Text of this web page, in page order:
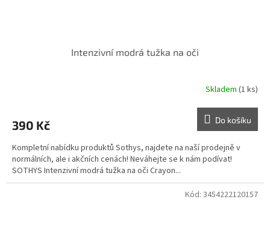
Intenzivní modrá tužka na oči
Skladem (1 ks)
390 Kč Do košíku
Kompletní nabídku produktů Sothys, najdete na naší prodejně v
normálních, ale i akčních cenách! Neváhejte se k nám podívat!
SOTHYS Intenzivní modrá tužka na oči Crayon...
Kód: 3454222120157